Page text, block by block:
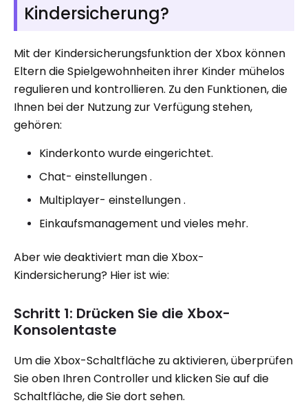
Kindersicherung?
Mit der Kindersicherungsfunktion der Xbox können
Eltern die Spielgewohnheiten ihrer Kinder mühelos
regulieren und kontrollieren. Zu den Funktionen, die
Ihnen bei der Nutzung zur Verfügung stehen,
gehören:
Kinderkonto wurde eingerichtet.
Chat- einstellungen .
Multiplayer- einstellungen .
Einkaufsmanagement und vieles mehr.
Aber wie deaktiviert man die Xbox-
Kindersicherung? Hier ist wie:
Schritt 1: Drücken Sie die Xbox-
Konsolentaste
Um die Xbox-Schaltfläche zu aktivieren, überprüfen
Sie oben Ihren Controller und klicken Sie auf die
Schaltfläche, die Sie dort sehen.